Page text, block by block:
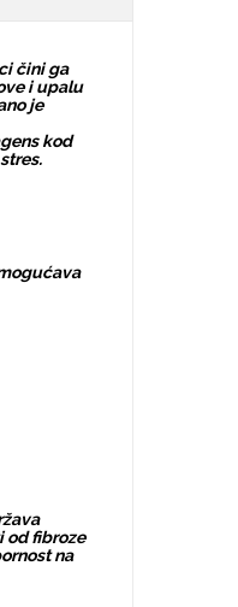
čini ga
i upalu
je
kod
od fibroze
na